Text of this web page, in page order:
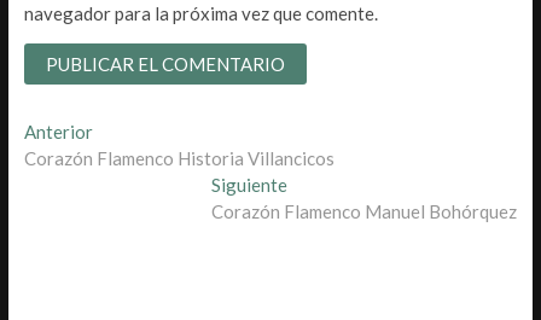
navegador para la próxima vez que comente.
Navegación
de
AnteriorEntrada
anterior:
Corazón Flamenco Historia Villancicos
SiguienteEntrada
siguiente:
Corazón Flamenco Manuel Bohórquez